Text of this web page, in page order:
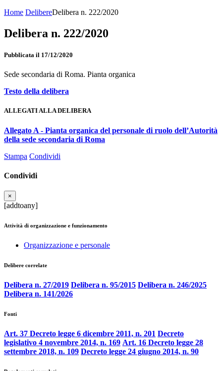
Home DelibereDelibera n. 222/2020
Delibera n. 222/2020
Pubblicata il 17/12/2020
Sede secondaria di Roma. Pianta organica
Testo della delibera
ALLEGATI ALLA DELIBERA
Allegato A - Pianta organica del personale di ruolo dell’Autorità
della sede secondaria di Roma
Stampa Condividi
Condividi
×
[addtoany]
Attività di organizzazione e funzionamento
Organizzazione e personale
Delibere correlate
Delibera n. 27/2019 Delibera n. 95/2015 Delibera n. 246/2025
Delibera n. 141/2026
Fonti
Art. 37 Decreto legge 6 dicembre 2011, n. 201 Decreto
legislativo 4 novembre 2014, n. 169 Art. 16 Decreto legge 28
settembre 2018, n. 109 Decreto legge 24 giugno 2014, n. 90